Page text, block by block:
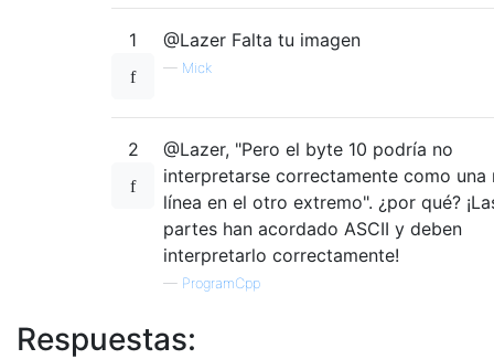
1 @Lazer Falta tu imagen
— Mick
2
@Lazer, "Pero el byte 10 podría no
interpretarse correctamente como una
línea en el otro extremo". ¿por qué?
partes han acordado ASCII y deben
interpretarlo correctamente!
— ProgramCpp
Respuestas: